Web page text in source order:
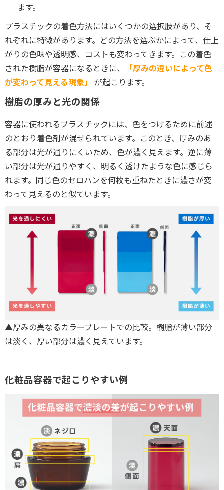
ます。
プラスチックの着色方法にはいくつかの選択肢があり、そ
れぞれに特徴があります。どの方法を選ぶかによって、仕上
がりの色味や透明感、コストも変わってきます。この着色
された樹脂が容器になるときに、
「厚みの違いによって色
が変わって見える現象」 が起こります。
樹脂の厚みと光の関係
容器に使われるプラスチックには、色をつけるために前述
のとおり着色剤が混ぜられています。このとき、厚みのあ
る部分は光が通りにくいため、色が濃く見えます。逆に薄
い部分は光が通りやすく、明るく透けたような色に感じら
れます。同じ色のセロハンを何枚も重ねたときに濃さが変
わって見えるのと似ています。
▲厚みの異なるカラープレートでの比較。樹脂が薄い部分
は淡く、厚い部分は濃く見えています。
化粧品容器で起こりやすい例